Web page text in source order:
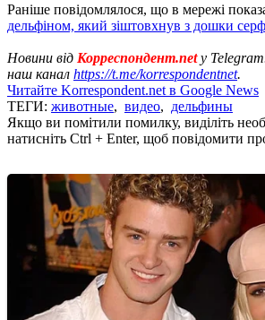
Раніше повідомлялося, що в мережі
дельфіном, який зіштовхнув з дошки
Новини від Корреспондент.netу
наш канал https://t.me/korrespondentnet.
Читайте Korrespondent.net в Google News
ТЕГИ: животные, видео, дельфины
Якщо ви помітили помилку, виділіть
натисніть Ctrl + Enter, щоб повідомити